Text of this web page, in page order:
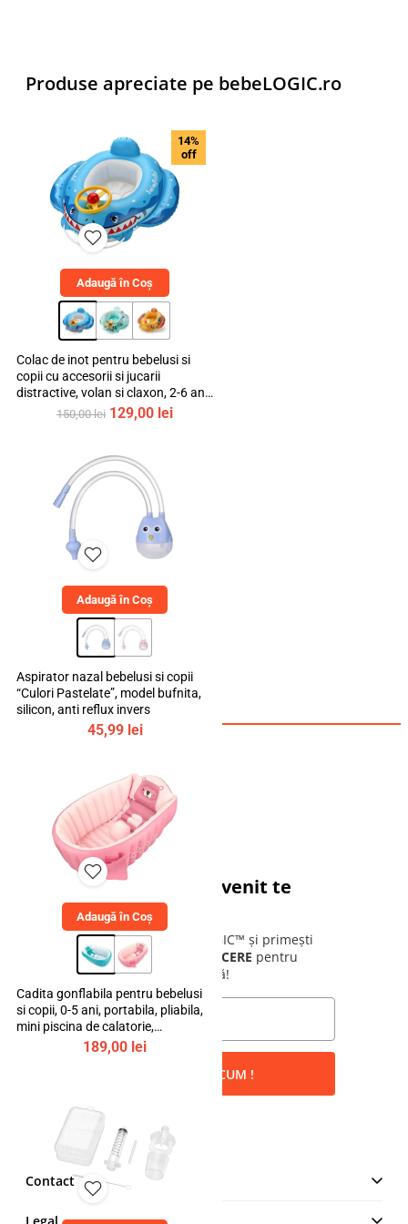
Produse apreciate pe bebeLOGIC.ro
14%
off
Adaugă în Coș
Colac de inot pentru bebelusi si
copii cu accesorii si jucarii
distractive, volan si claxon, 2-6 ani,
bebeLOGIC™
150,00lei Prețul
fost:
150,00 lei.
129,00 leiPrețul
Adaugă în Coș
Aspirator nazal bebelusi si copii
“Culori Pastelate”, model bufnita,
silicon, anti reflux invers
45,99 lei
Adaugă în Coș
Cadita gonflabila pentru bebelusi
si copii, 0-5 ani, portabila, pliabila,
mini piscina de calatorie,
bebeLOGIC™189,00 lei
Cadoul tău de bun venit te
așteaptă!
Alătură-te comunității bebeLOGIC™ și primești
instant un cod de
10% REDUCERE pentru
prima ta comandă!
VREAU REDUCEREA ACUM !
Contact
MAKE IT LOGIC SRL